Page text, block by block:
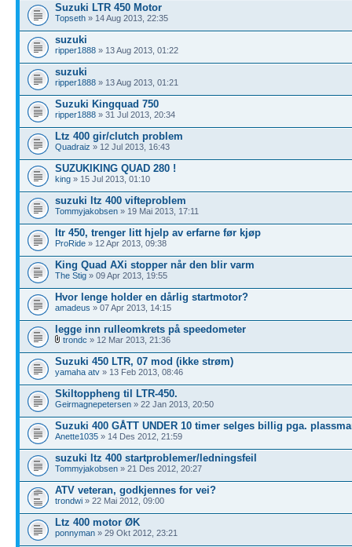
Suzuki LTR 450 Motor
Topseth » 14 Aug 2013, 22:35
suzuki
ripper1888 » 13 Aug 2013, 01:22
suzuki
ripper1888 » 13 Aug 2013, 01:21
Suzuki Kingquad 750
ripper1888 » 31 Jul 2013, 20:34
Ltz 400 gir/clutch problem
Quadraiz » 12 Jul 2013, 16:43
SUZUKIKING QUAD 280 !
king » 15 Jul 2013, 01:10
suzuki ltz 400 vifteproblem
Tommyjakobsen » 19 Mai 2013, 17:11
ltr 450, trenger litt hjelp av erfarne før kjøp
ProRide » 12 Apr 2013, 09:38
King Quad AXi stopper når den blir varm
The Stig » 09 Apr 2013, 19:55
Hvor lenge holder en dårlig startmotor?
amadeus » 07 Apr 2013, 14:15
legge inn rulleomkrets på speedometer
trondc » 12 Mar 2013, 21:36
Suzuki 450 LTR, 07 mod (ikke strøm)
yamaha atv » 13 Feb 2013, 08:46
Skiltoppheng til LTR-450.
Geirmagnepetersen » 22 Jan 2013, 20:50
Suzuki 400 GÅTT UNDER 10 timer selges billig pga.
Anette1035 » 14 Des 2012, 21:59
suzuki ltz 400 startproblemer/ledningsfeil
Tommyjakobsen » 21 Des 2012, 20:27
ATV veteran, godkjennes for vei?
trondwi » 22 Mai 2012, 09:00
Ltz 400 motor ØK
ponnyman » 29 Okt 2012, 23:21